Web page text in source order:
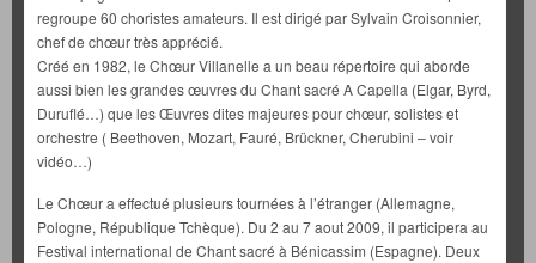
regroupe 60 choristes amateurs. Il est dirigé par Sylvain Croisonnier,
chef de chœur très apprécié.
Créé en 1982, le Chœur Villanelle a un beau répertoire qui aborde
aussi bien les grandes œuvres du Chant sacré A Capella (Elgar, Byrd,
Duruflé…) que les Œuvres dites majeures pour chœur, solistes et
orchestre ( Beethoven, Mozart, Fauré, Brückner, Cherubini – voir
vidéo…)
Le Chœur a effectué plusieurs tournées à l’étranger (Allemagne,
Pologne, République Tchèque). Du 2 au 7 aout 2009, il participera au
Festival international de Chant sacré à Bénicassim (Espagne). Deux